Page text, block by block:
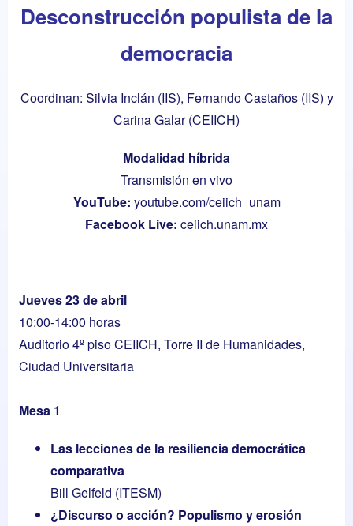
Desconstrucción populista de la
democracia
Coordinan: Silvia Inclán (IIS), Fernando Castaños (IIS) y
Carina Galar (CEIICH)
Modalidad híbrida
Transmisión en vivo
YouTube: youtube.com/ceiich_unam
Facebook Live: ceiich.unam.mx
Jueves 23 de abril
10:00-14:00 horas
Auditorio 4º piso CEIICH, Torre II de Humanidades,
Ciudad Universitaria
Mesa 1
Las lecciones de la resiliencia democrática
comparativa
Bill Gelfeld (ITESM)
¿Discurso o acción? Populismo y erosión